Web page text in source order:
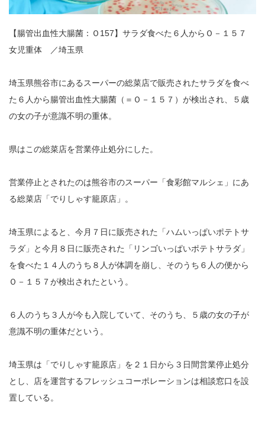
【腸管出血性大腸菌：Ｏ157】サラダ食べた６人からＯ－１５７
女児重体 ／埼玉県
埼玉県熊谷市にあるスーパーの総菜店で販売されたサラダを食べ
た６人から腸管出血性大腸菌（＝Ｏ－１５７）が検出され、５歳
の女の子が意識不明の重体。
県はこの総菜店を営業停止処分にした。
営業停止とされたのは熊谷市のスーパー「食彩館マルシェ」にあ
る総菜店「でりしゃす籠原店」。
埼玉県によると、今月７日に販売された「ハムいっぱいポテトサ
ラダ」と今月８日に販売された「リンゴいっぱいポテトサラダ」
を食べた１４人のうち８人が体調を崩し、そのうち６人の便から
Ｏ－１５７が検出されたという。
６人のうち３人が今も入院していて、そのうち、５歳の女の子が
意識不明の重体だという。
埼玉県は「でりしゃす籠原店」を２１日から３日間営業停止処分
とし、店を運営するフレッシュコーポレーションは相談窓口を設
置している。